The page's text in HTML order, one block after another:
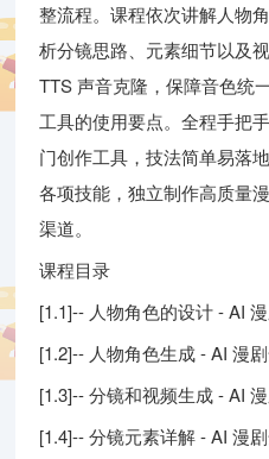
整流程。课程依次讲解人物
析分镜思路、元素细节以及
TTS 声音克隆，保障音色统
工具的使用要点。全程手把
门创作工具，技法简单易落
各项技能，独立制作高质量
渠道。
课程目录
[1.1]-- 人物角色的设计 - AI
[1.2]-- 人物角色生成 - AI 漫
[1.3]-- 分镜和视频生成 - AI
[1.4]-- 分镜元素详解 - AI 漫